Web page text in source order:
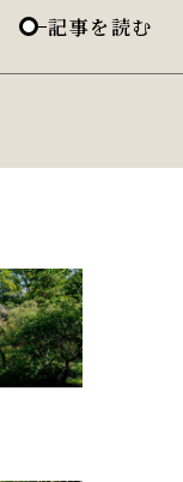
記事を読む